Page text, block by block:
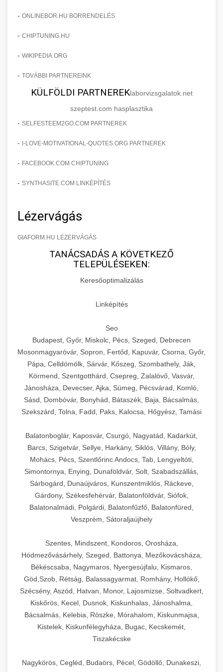
- ONLINEBOR.HU BORRENDELÉS
- CHIPTUNING.HU
- WIKIPEDIA.ORG
- TOVÁBBI PARTNEREINK
KÜLFÖLDI PARTNEREKlaborvizsgalatok.net
szeptest.com hasplasztika
- SELFESTEEM2GO.COM PARTNEREK
- I-LOVE-MOTIVATIONAL-QUOTES.ORG PARTNEREK
- FACEBOOK.COM CHIPTUNING
- SYNTHASITE.COM LINKÉPÍTÉS
Lézervágás
GIAFORM.HU LÉZERVÁGÁS
TANÁCSADÁS A KÖVETKEZŐ
TELEPÜLÉSEKEN:
Keresőoptimalizálás
Linképítés
Seo
Budapest, Győr, Miskolc, Pécs, Szeged, Debrecen
Mosonmagyaróvár, Sopron, Fertőd, Kapuvár, Csorna, Győr,
Pápa, Celldömölk, Sárvár, Kőszeg, Szombathely, Ják,
Körmend, Szentgotthárd, Csepreg, Zalalövő, Vasvár,
Jánosháza, Devecser, Ajka, Sümeg, Pécsvárad, Komló,
Sásd, Dombóvár, Bonyhád, Bátaszék, Baja, Bácsalmás,
Szekszárd, Tolna, Fadd, Paks, Kalocsa, Hőgyész, Tamási
Balatonboglár, Kaposvár, Csurgó, Nagyatád, Kadarkút,
Barcs, Szigetvár, Sellye, Harkány, Siklós, Villány, Bóly,
Mohács, Pécs, Szentlőrinc Andocs, Tab, Lengyeltóti,
Simontornya, Enying, Dunaföldvár, Solt, Szabadszállás,
Sárbogárd, Dunaújváros, Kunszentmiklós, Ráckeve,
Gárdony, Székesfehérvár, Balatonföldvár, Siófok,
Balatonalmádi, Polgárdi, Balatonfűzfő, Balatonfüred,
Veszprém, Sátoraljaújhely
Szentes, Mindszent, Kondoros, Orosháza,
Hódmezővásárhely, Szeged, Battonya, Mezőkovácsháza,
Békéscsaba, Nagymaros, Nyergesújfalu, Kismaros,
Göd,Szob, Rétság, Balassagyarmat, Romhány, Hollókő,
Szécsény, Aszód, Hatvan, Monor, Lajosmizse, Soltvadkert,
Kiskőrös, Kecel, Dusnok, Kiskunhalas, Jánoshalma,
Bácsalmás, Kelebia, Röszke, Mórahalom, Kiskunmajsa,
Kistelek, Kiskunfélegyháza, Bugac, Kecskemét,
Tiszakécske
Nagykörös, Cegléd, Budaörs, Pécel, Gödöllő, Dunakeszi,